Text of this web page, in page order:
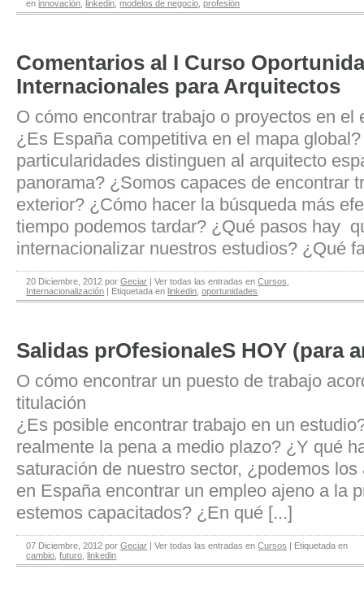
eninnovación ,linkedin ,modelos de negocio ,profesión
Comentarios al I Curso
Internacionales para Arquitectos
O cómo encontrar trabajo o proyectos en el
¿Es España competitiva en el mapa
particularidades distinguen al arquitecto
panorama? ¿Somos capaces de encontrar
exterior? ¿Cómo hacer la búsqueda más
tiempo podemos tardar? ¿Qué pasos hay
internacionalizar nuestros estudios? ¿Qué
20 Diciembre, 2012 porGeciar | Ver todas las entradas enCursos
Internacionalización | Etiquetada enlinkedin ,oportunidades
Salidas prOfesionaleS HOY (para
O cómo encontrar un puesto de trabajo
titulación
¿Es posible encontrar trabajo en un
realmente la pena a medio plazo? ¿Y qué
saturación de nuestro sector, ¿podemos
en España encontrar un empleo ajeno a la
estemos capacitados? ¿En qué [...]
07 Diciembre, 2012 porGeciar | Ver todas las entradas enCursos | Etiquetada en
cambio ,futuro ,linkedin